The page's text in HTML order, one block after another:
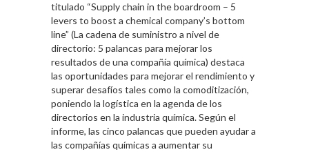
titulado “Supply chain in the boardroom – 5
levers to boost a chemical company’s bottom
line” (La cadena de suministro a nivel de
directorio: 5 palancas para mejorar los
resultados de una compañía química) destaca
las oportunidades para mejorar el rendimiento y
superar desafíos tales como la comoditización,
poniendo la logística en la agenda de los
directorios en la industria química. Según el
informe, las cinco palancas que pueden ayudar a
las compañías químicas a aumentar su